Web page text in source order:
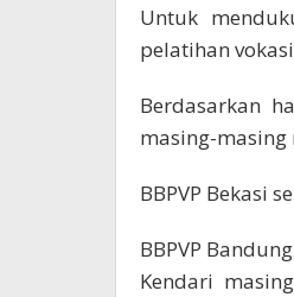
Untuk
pelatihan
Berdasarkan
masing-masing
BBPVP Bekasi
BBPVP
Kendari